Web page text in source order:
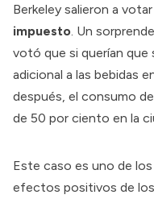
Berkeley salieron a
impuesto . Un
votó que si querían que
adicional a las bebidas
después, el consumo
de 50 por ciento en la
Este caso es uno de
efectos positivos de